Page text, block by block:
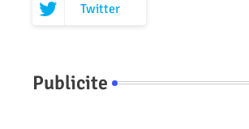
Twitter
Publicite